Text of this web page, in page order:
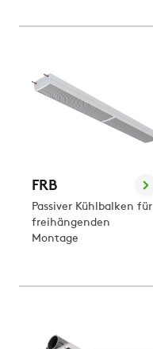
FRB
Passiver Kühlbalken für
freihängenden
Montage